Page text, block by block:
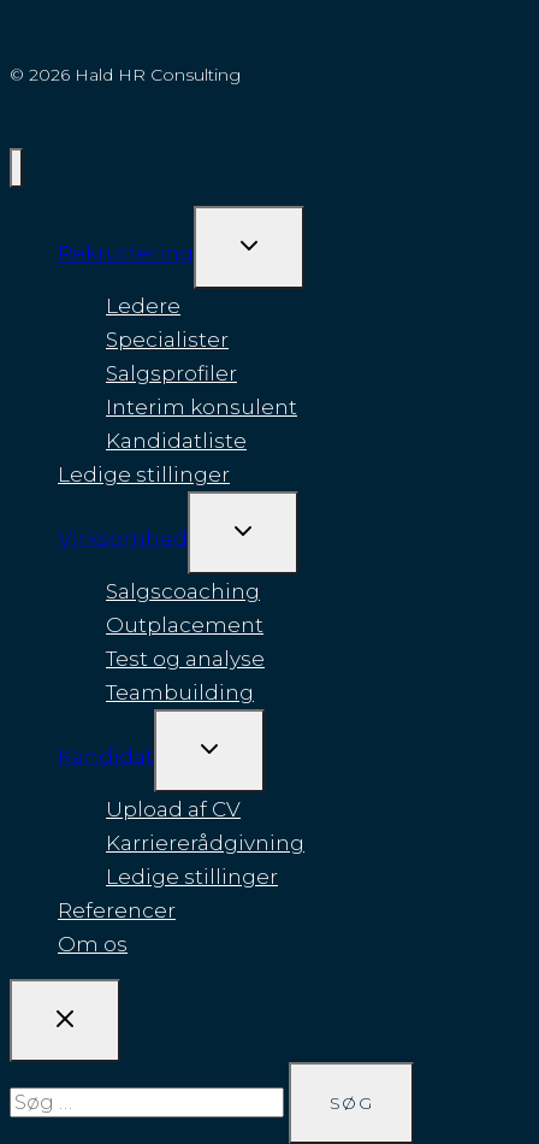
© 2026 Hald HR Consulting
Rekruttering
SKIFT
Ledere
Specialister
Salgsprofiler
Interim konsulent
Kandidatliste
Ledige stillinger
Virksomhed
SKIFT
Salgscoaching
Outplacement
Test og analyse
Teambuilding
Kandidat
SKIFT
Upload af CV
Karriererådgivning
Ledige stillinger
Referencer
Om os
efter: